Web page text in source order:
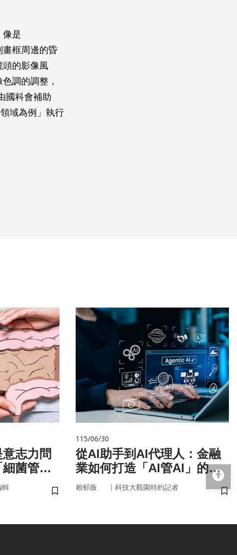
像是
畫框周邊的昏
頭的影像風
調的調整，
國科會補助
域為例」執行
志力問
細菌管
輯
儲存書籤
115/06/30
從AI助手到AI代理人：金融
業如何打造「AI管AI」的新
治理模式？
賴郁薇 ｜ 科技大觀園特約記者
儲
回